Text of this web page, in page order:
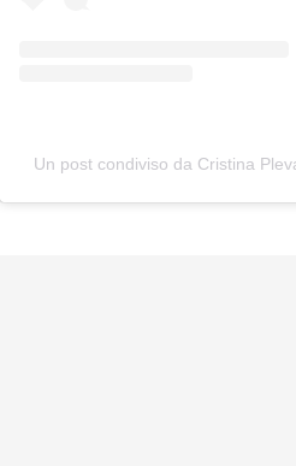
Un post condiviso da Cristina